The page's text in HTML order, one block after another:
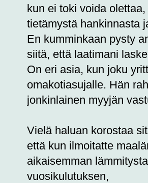
kun ei toki voida
tietämystä hankinnasta
En kumminkaan pysty
siitä, että laatimani
On eri asia, kun joku
omakotiasujalle. Hän
jonkinlainen myyjän
Vielä haluan korostaa
että kun ilmoitatte
aikaisemman
vuosikulutuksen,